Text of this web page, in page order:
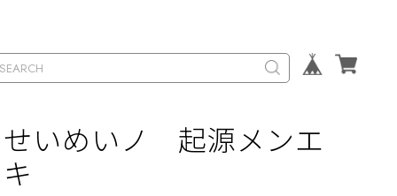
せいめいノ 起源メンエ
キ